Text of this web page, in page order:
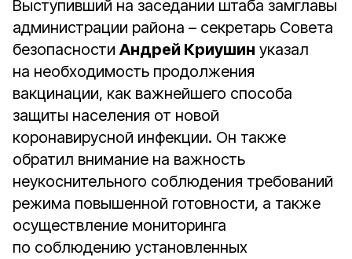
Выступивший на заседании штаба замглавы
администрации района – секретарь Совета
безопасности Андрей Криушин указал
на необходимость продолжения
вакцинации, как важнейшего способа
защиты населения от новой
коронавирусной инфекции. Он также
обратил внимание на важность
неукоснительного соблюдения требований
режима повышенной готовности, а также
осуществление мониторинга
по соблюдению установленных